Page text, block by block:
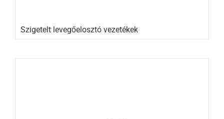
Szigetelt levegőelosztó vezetékek